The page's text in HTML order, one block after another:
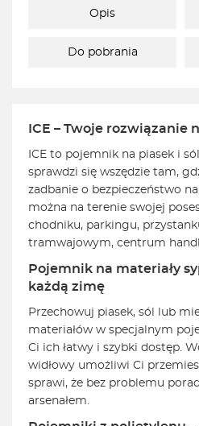
Opis
Do pobrania
ICE – Twoje rozwiązanie
ICE to pojemnik na piasek i
sprawdzi się wszędzie tam,
zadbanie o bezpieczeństwo
można na terenie swojej
chodniku, parkingu,
tramwajowym, centrum
Pojemnik na materiały
każdą zimę
Przechowuj piasek, sól lub
materiałów w specjalnym
Ci ich łatwy i szybki dostęp.
widłowy umożliwi Ci
sprawi, że bez problemu
arsenałem.